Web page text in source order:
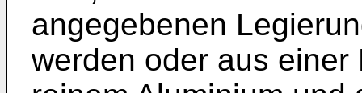
angegebenen
werden oder aus